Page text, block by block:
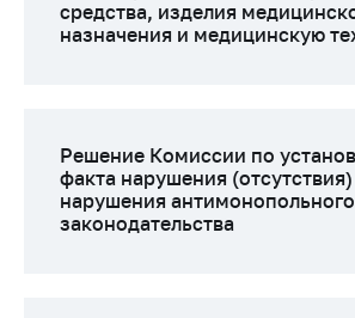
Электронные
Сообщить о росте
цен на лекарства и
медицинские
средства, изделия
назначения и медицинскую
Решение Комиссии по
факта нарушения (отсутствия)
нарушения антимонопольного
законодательства